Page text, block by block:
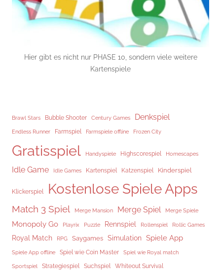
Hier gibt es nicht nur PHASE 10, sondern viele weitere
Kartenspiele
Brawl Stars Bubble Shooter Century Games Denkspiel
Endless Runner Farmspiel Farmspiele offline Frozen City
Gratisspiel Handyspiele Highscorespiel Homescapes
Idle Game Idle Games Kartenspiel Katzenspiel Kinderspiel
Klickerspiel Kostenlose Spiele Apps
Match 3 Spiel Merge Mansion Merge Spiel Merge Spiele
Monopoly Go Playrix Puzzle Rennspiel Rollenspiel Rollic Games
Royal Match RPG Saygames Simulation Spiele App
Spiele App offline Spiel wie Coin Master Spiel wie Royal match
Sportspiel Strategiespiel Suchspiel
Whiteout Survival